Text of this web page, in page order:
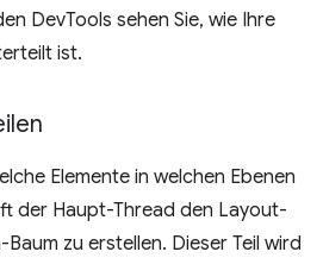
DevTools sehen Sie, wie Ihre
ist.
Elemente in welchen Ebenen
der Haupt-Thread den Layout-
Baum zu erstellen. Dieser Teil wird